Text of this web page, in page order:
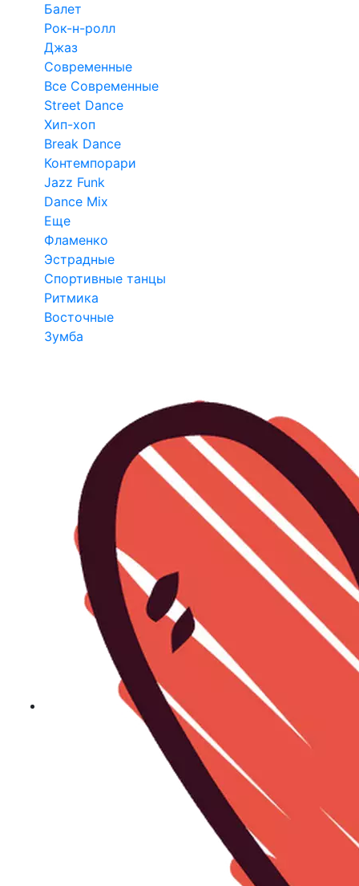
Балет
Рок-н-ролл
Джаз
Современные
Все Современные
Street Dance
Хип-хоп
Break Dance
Контемпорари
Jazz Funk
Dance Mix
Еще
Фламенко
Эстрадные
Спортивные танцы
Ритмика
Восточные
Зумба